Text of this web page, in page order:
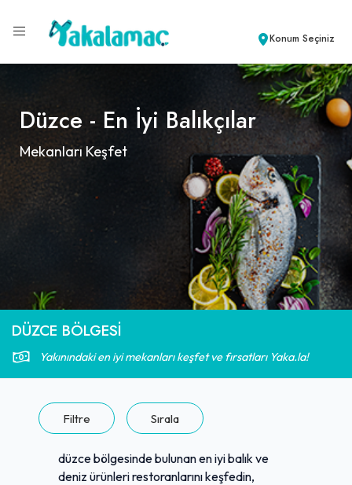
Konum Seçiniz
Düzce - En İyi Balıkçılar
Mekanları Keşfet
DÜZCE BÖLGESI
Yakınındaki en iyi mekanları keşfet ve fırsatları Yaka.la!
Filtre Sırala
düzce bölgesinde bulunan en iyi balık ve
deniz ürünleri restoranlarını keşfedin,